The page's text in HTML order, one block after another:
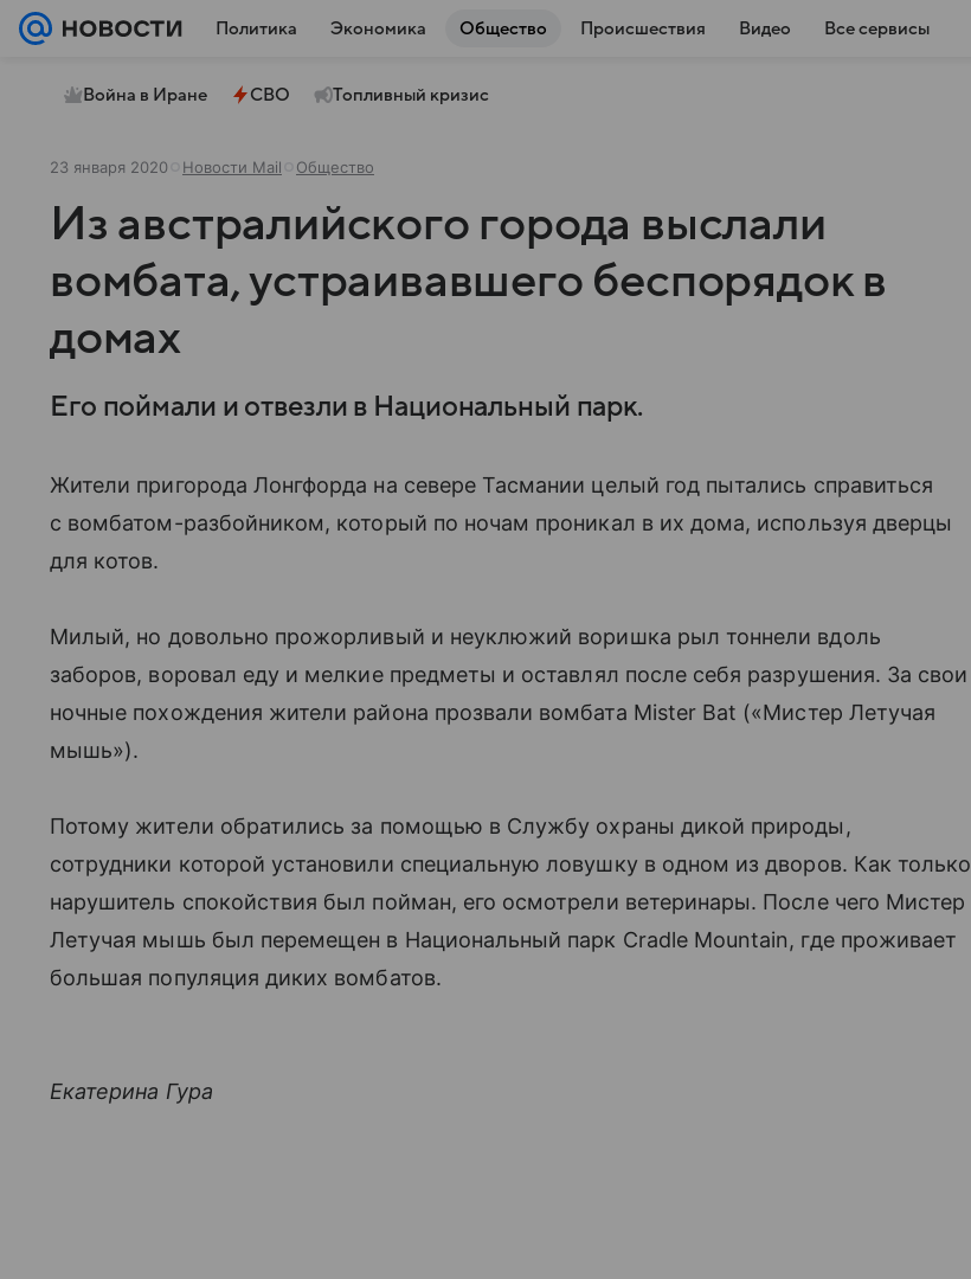
Политика Экономика Общество Происшествия Видео Все сервисы
Война в Иране СВО Топливный кризис
23 января 2020 Новости Mail Общество
Из австралийского города выслали
вомбата, устраивавшего беспорядок в
домах
Его поймали и отвезли в Национальный парк.
Жители пригорода Лонгфорда на севере Тасмании целый год пытались справиться
с вомбатом-разбойником, который по ночам проникал в их дома, используя дверцы
для котов.
Милый, но довольно прожорливый и неуклюжий воришка рыл тоннели вдоль
заборов, воровал еду и мелкие предметы и оставлял после себя разрушения. За свои
ночные похождения жители района прозвали вомбата Mister Bat («Мистер Летучая
мышь»).
Потому жители обратились за помощью в Службу охраны дикой природы,
сотрудники которой установили специальную ловушку в одном из дворов. Как только
нарушитель спокойствия был пойман, его осмотрели ветеринары. После чего Мистер
Летучая мышь был перемещен в Национальный парк Cradle Mountain, где проживает
большая популяция диких вомбатов.
Екатерина Гура